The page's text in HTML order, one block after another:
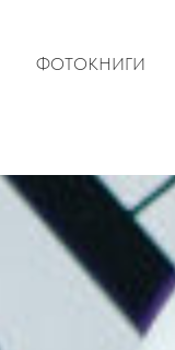
ФОТОКНИГИ